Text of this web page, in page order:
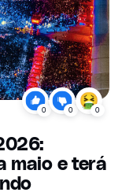
0 0 0
maio e terá